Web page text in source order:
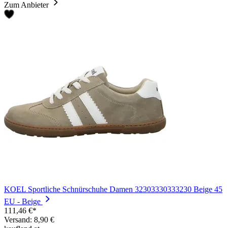
Zum Anbieter
KOEL Sportliche Schnürschuhe Damen 32303330333230 Beige 45
EU - Beige
111,46 €*
Versand: 8,90 €